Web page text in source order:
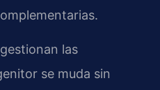
las
se muda sin